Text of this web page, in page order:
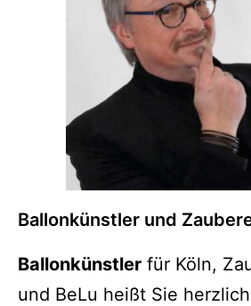
Ballonkünstler und
Ballonkünstler für Köln,
und BeLu heißt Sie